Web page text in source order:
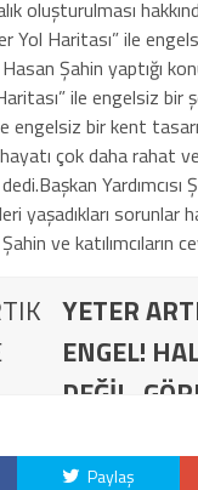
oluşturulması
Yol Haritası” ile
Hasan Şahin yaptığı
ile engelsiz bir
engelsiz bir kent
hayatı çok daha
yaşadıkları
ve katılımcıların
YETER
ENGEL!
DEĞİL,
Paylaş